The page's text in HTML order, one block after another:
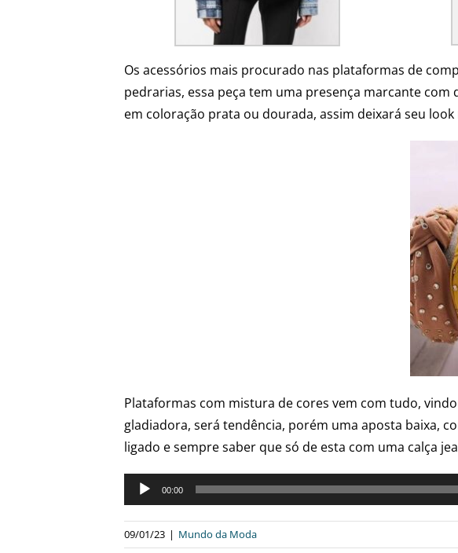
Os acessórios mais procurado nas plataformas de
pedrarias, essa peça tem uma presença marcante
em coloração prata ou dourada, assim deixará seu
Plataformas com mistura de cores vem com tudo,
gladiadora, será tendência, porém uma aposta baixa,
ligado e sempre saber que só de esta com uma calça
Tocador
de
áudio
00:00
09/01/23 | Mundo da Moda